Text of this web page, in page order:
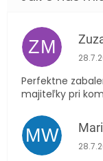
ZM
Perfektne
majiteľky pri
MW